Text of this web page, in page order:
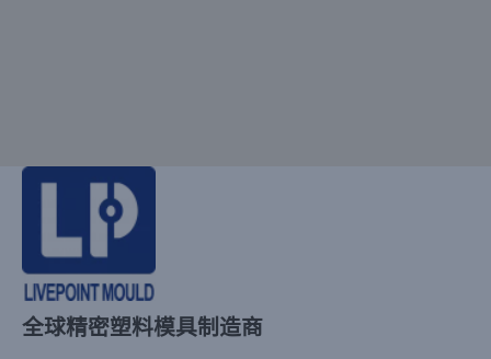
全球精密塑料模具制造商